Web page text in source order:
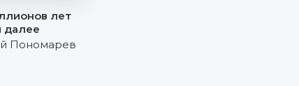
лет
далее
Пономарев